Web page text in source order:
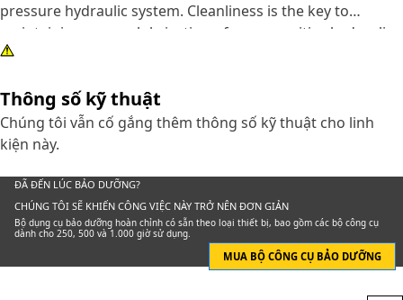
pressure hydraulic system. Cleanliness is the key to
maintaining proper lubrication of your sensitive hydraulic
system.
Thông số kỹ thuật
Chúng tôi vẫn cố gắng thêm thông số kỹ thuật cho linh
kiện này.
ĐÃ ĐẾN LÚC BẢO DƯỠNG?
CHÚNG TÔI SẼ KHIẾN CÔNG VIỆC NÀY TRỞ NÊN ĐƠN GIẢN
Bộ dụng cụ bảo dưỡng hoàn chỉnh có sẵn theo loại thiết bị, bao gồm các bộ công cụ
dành cho 250, 500 và 1.000 giờ sử dụng.
MUA BỘ CÔNG CỤ BẢO DƯỠNG